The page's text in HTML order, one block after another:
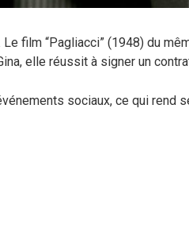
film “Pagliacci” (1948) du
elle réussit à signer un
sociaux, ce qui rend